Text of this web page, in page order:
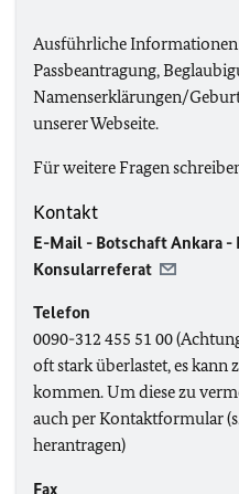
Ausführliche Informationen
Passbeantragung,
Namenserklärungen/
unserer Webseite.
Für weitere Fragen
Kontakt
E-Mail - Botschaft Ankara -
Konsularreferat
Telefon
0090-312 455 51 00
oft stark überlastet, es kann
kommen. Um diese zu
auch per Kontaktformular
herantragen)
Fax